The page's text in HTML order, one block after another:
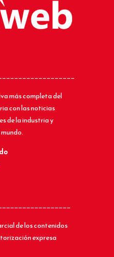
más completa del
con las noticias
de la industria y
de los contenidos
expresa